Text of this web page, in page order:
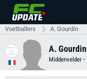
Voetballers A. Gourdin
A. Gourdin
Middenvelder -